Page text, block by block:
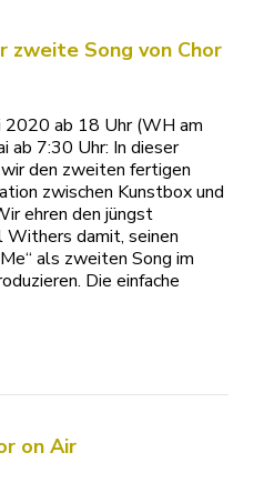
zweite Song von Chor
2020 ab 18 Uhr (WH am
ab 7:30 Uhr: In dieser
den zweiten fertigen
zwischen Kunstbox und
ehren den jüngst
damit, seinen
als zweiten Song im
Die einfache
on Air